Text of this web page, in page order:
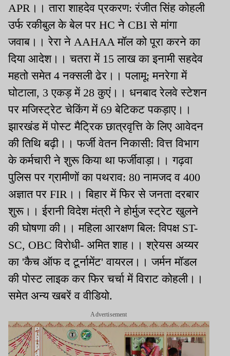
APR।। तारा शाहदेव प्रकरण: रंजीत सिंह कोहली
उर्फ रकीबुल के बेल पर HC ने CBI से मांगा
जवाब।। रेरा ने AAHAA मॉल को पूरा करने का
दिया आदेश।। चतरा में 15 लाख का इनामी सहदेव
महतो समेत 4 नक्सली ढेर।। पलामू: मनरेगा में
घोटाला, 3 एकड़ में 28 कुएं।। धनबाद रेलवे स्टेशन
पर मजिस्ट्रेट चेकिंग में 69 बेटिकट पकड़ाए।।
झारखंड में पोस्ट मैट्रिक छात्रवृत्ति के लिए आवेदन
की तिथि बढ़ी।। फर्जी वेतन निकासी: वित्त विभाग
के कर्मचारी ने शुरू किया था फर्जीवाड़ा।। गढ़वा
पुलिस पर ग्रामीणों का पथराव: 80 नामजद व 400
अज्ञात पर FIR।। बिहार में फिर से जनता दरबार
शुरू।। ईरानी विदेश मंत्री ने होर्मुज स्ट्रेट खुलने
की घोषणा की।। महिला आरक्षण बिल: विपक्ष ST-
SC, OBC विरोधी- अमित शाह।। श्रेयस अय्यर
का 'कैच ऑफ द टूर्नामेंट' वायरल।। जर्मन मॉडल
की पोस्ट लाइक कर फिर चर्चा में विराट कोहली।।
समेत अन्य खबरें व वीडियो.
Advertisement